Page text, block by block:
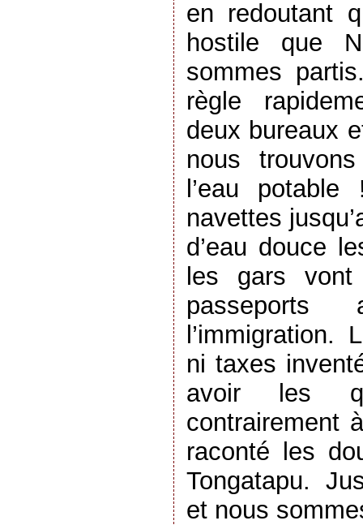
en redoutant
hostile que
sommes
règle
deux bureaux
nous
l’eau
navettes
d’eau douce
les gars vont
l’immigration.
ni taxes
avoir les
contrairement
raconté les
Tongatapu.
et nous